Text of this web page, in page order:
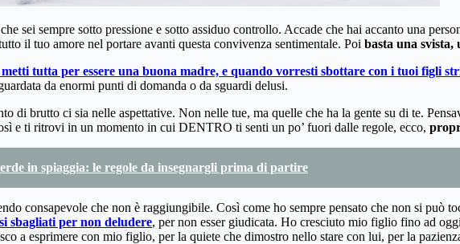
sei sempre sotto pressione e sotto assiduo controllo. Accade che hai accanto una
il tuo amore nel portare avanti questa convivenza sentimentale. Poi basta una
tutta per essere una buona madre, e quando vorresti sbottare con i tuoi figli
da enormi punti di domanda o da sguardi delusi.
di brutto ci sia nelle aspettative. Non nelle tue, ma quelle che ha la gente su di te.
e ti ritrovi in un momento in cui DENTRO ti senti un po’ fuori dalle regole, ecco,
in spiaggia: le regole da insegnargli prima di partire
consapevole che non è raggiungibile. Così come ho sempre pensato che non si può
sbagliati per non deludere, per non esser giudicata. Ho cresciuto mio figlio fino ad
a esprimere con mio figlio, per la quiete che dimostro nello stare con lui, per la